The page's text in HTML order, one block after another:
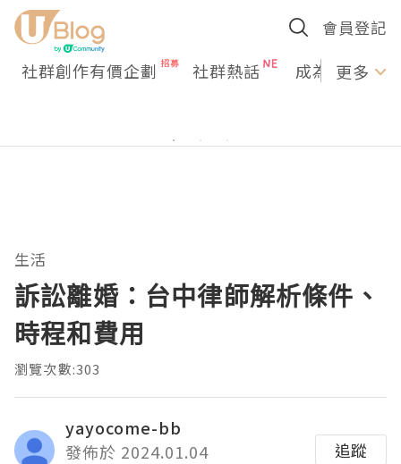
會員登記
社群創作有價企劃 社群熱話 成為U更多
生活
訴訟離婚：台中律師解析條件、
時程和費用
瀏覽次數:303
yayocome-bb
發佈於 2024.01.04
追蹤